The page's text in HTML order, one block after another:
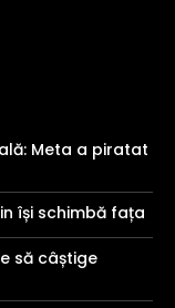
Meta a piratat
își schimbă fața
să câștige